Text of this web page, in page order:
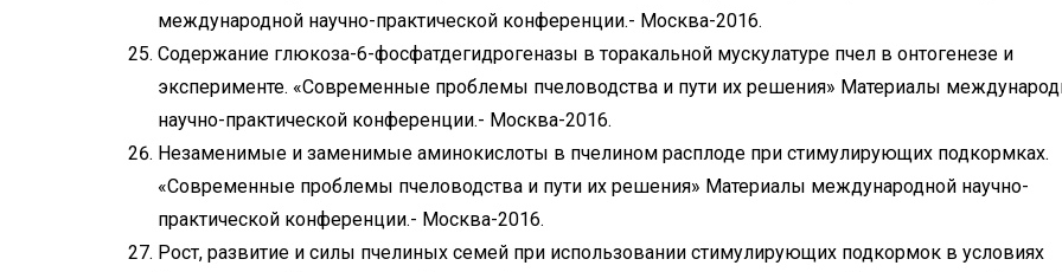
международной научно-практической конференции.- Москва-2016.
Содержание глюкоза-6-фосфатдегидрогеназы в торакальной мускулатуре пчел в онтогенезе и
эксперименте. «Современные проблемы пчеловодства и пути их решения» Материалы
научно-практической конференции.- Москва-2016.
Незаменимые и заменимые аминокислоты в пчелином расплоде при стимулирующих подкормках.
«Современные проблемы пчеловодства и пути их решения» Материалы международной научно-
практической конференции.- Москва-2016.
Рост, развитие и силы пчелиных семей при использовании стимулирующих подкормок в условиях